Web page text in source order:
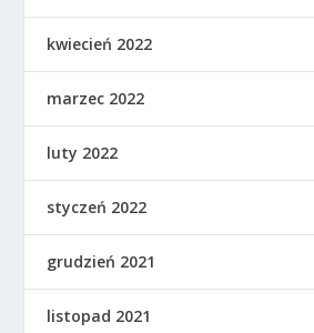
kwiecień 2022
marzec 2022
luty 2022
styczeń 2022
grudzień 2021
listopad 2021